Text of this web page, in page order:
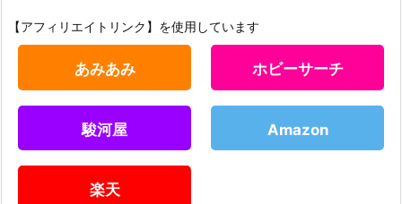
【アフィリエイトリンク】を使用しています
あみあみ ホビーサーチ
駿河屋 Amazon
楽天